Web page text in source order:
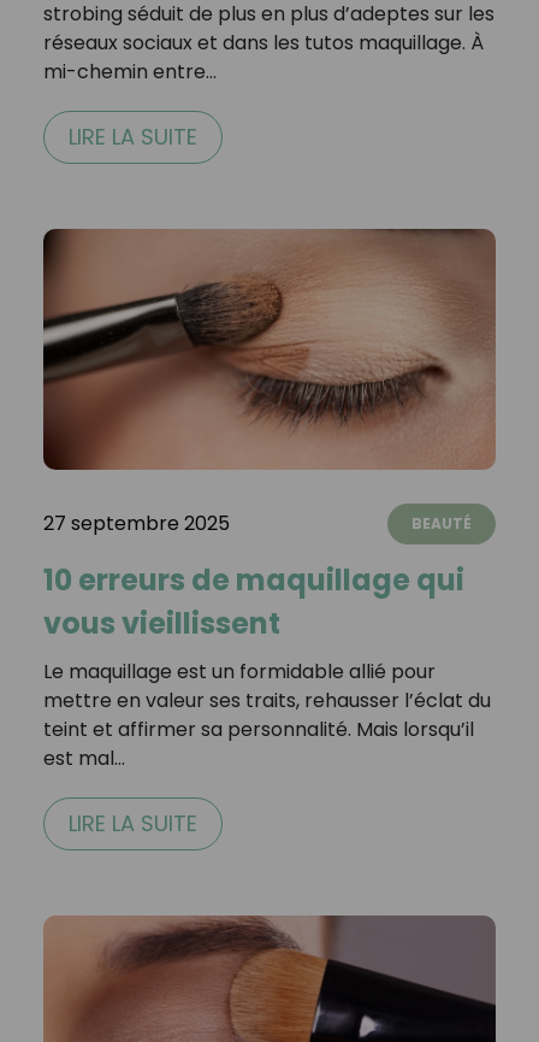
strobing séduit de plus en plus d’adeptes sur les
réseaux sociaux et dans les tutos maquillage. À
mi-chemin entre…
LIRE LA SUITE
27 septembre 2025 BEAUTÉ
10 erreurs de maquillage qui
vous vieillissent
Le maquillage est un formidable allié pour
mettre en valeur ses traits, rehausser l’éclat du
teint et affirmer sa personnalité. Mais lorsqu’il
est mal…
LIRE LA SUITE